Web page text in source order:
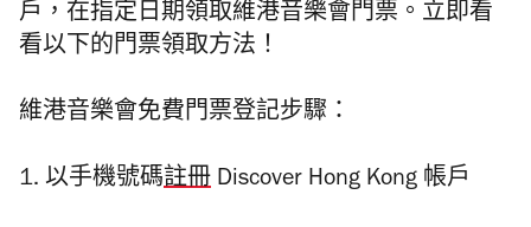
戶，在指定日期領取維港音樂會門票。立即看
看以下的門票領取方法！
維港音樂會免費門票登記步驟：
1. 以手機號碼註冊 Discover Hong Kong 帳戶